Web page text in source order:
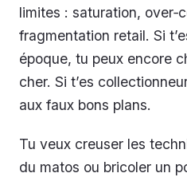
limites : saturation,
fragmentation retail. Si
époque, tu peux encore
cher. Si t’es
aux faux bons plans.
Tu veux creuser les
du matos ou bricoler un